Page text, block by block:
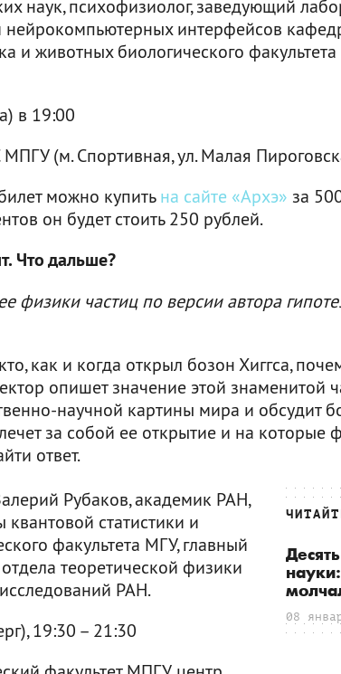
наук, психофизиолог, заведующий
нейрокомпьютерных интерфейсов
и животных биологического
в 19:00
(м. Спортивная, ул. Малая
можно купить на сайте «Архэ» за
он будет стоить 250 рублей.
Что дальше?
физики частиц по версии автора
как и когда открыл бозон Хиггса,
опишет значение этой знаменитой
научной картины мира и обсудит
за собой ее открытие и на которые
ответ.
08
Рубаков, академик РАН,
статистики и
факультета МГУ, главный
теоретической физики
РАН.
19:30 – 21:30